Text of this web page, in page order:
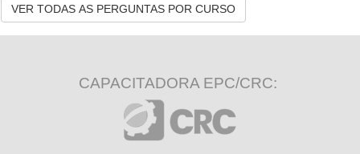
VER TODAS AS PERGUNTAS POR CURSO
CAPACITADORA EPC/CRC: